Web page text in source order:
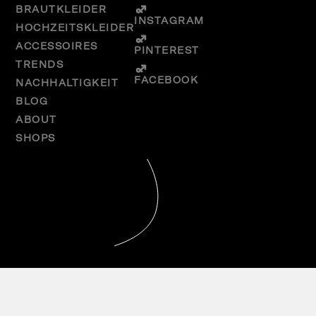
BRAUTKLEIDER
HOCHZEITSKLEIDER
ACCESSOIRES
TRENDS
NACHHALTIGKEIT
BLOG
ABOUT
SHOPS
INSTAGRAM
PINTEREST
FACEBOOK